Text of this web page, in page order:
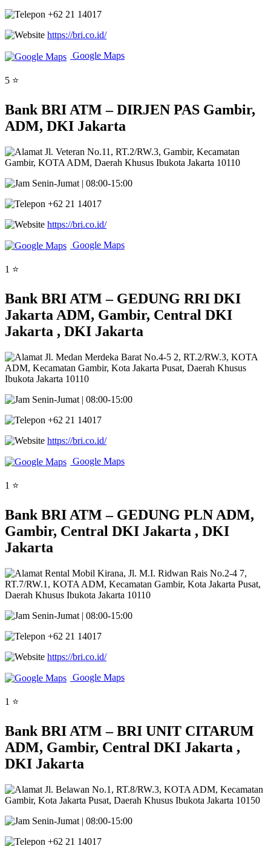
+62 21 14017
https://bri.co.id/
Google Maps
5 ⭐
Bank BRI ATM – DIRJEN PAS Gambir,
ADM, DKI Jakarta
Jl. Veteran No.11, RT.2/RW.3, Gambir, Kecamatan
Gambir, KOTA ADM, Daerah Khusus Ibukota Jakarta 10110
Senin-Jumat | 08:00-15:00
+62 21 14017
https://bri.co.id/
Google Maps
1 ⭐
Bank BRI ATM – GEDUNG RRI DKI
Jakarta ADM, Gambir, Central DKI
Jakarta , DKI Jakarta
Jl. Medan Merdeka Barat No.4-5 2, RT.2/RW.3, KOTA
ADM, Kecamatan Gambir, Kota Jakarta Pusat, Daerah Khusus
Ibukota Jakarta 10110
Senin-Jumat | 08:00-15:00
+62 21 14017
https://bri.co.id/
Google Maps
1 ⭐
Bank BRI ATM – GEDUNG PLN ADM,
Gambir, Central DKI Jakarta , DKI
Jakarta
Rental Mobil Kirana, Jl. M.I. Ridwan Rais No.2-4 7,
RT.7/RW.1, KOTA ADM, Kecamatan Gambir, Kota Jakarta Pusat,
Daerah Khusus Ibukota Jakarta 10110
Senin-Jumat | 08:00-15:00
+62 21 14017
https://bri.co.id/
Google Maps
1 ⭐
Bank BRI ATM – BRI UNIT CITARUM
ADM, Gambir, Central DKI Jakarta ,
DKI Jakarta
Jl. Belawan No.1, RT.8/RW.3, KOTA ADM, Kecamatan
Gambir, Kota Jakarta Pusat, Daerah Khusus Ibukota Jakarta 10150
Senin-Jumat | 08:00-15:00
+62 21 14017